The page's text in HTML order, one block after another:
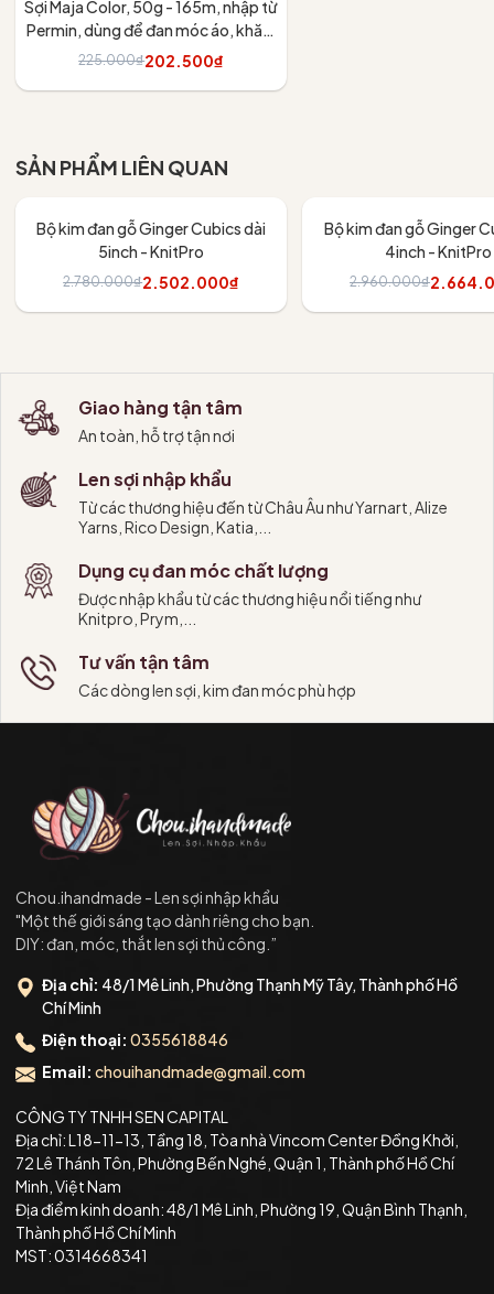
Sợi Maja Color, 50g - 165m, nhập từ
Permin, dùng để đan móc áo, khăn,
váy
225.000₫202.500₫
SẢN PHẨM LIÊN QUAN
Bộ kim đan gỗ Ginger Cubics dài
5inch - KnitPro
2.780.000₫2.502.000₫
Bộ kim đan gỗ Ginger
4inch - KnitPro
2.960.000₫
Giao hàng tận tâm
An toàn, hỗ trợ tận nơi
Len sợi nhập khẩu
Từ các thương hiệu đến từ Châu Âu như Yarnart, Alize
Yarns, Rico Design, Katia,...
Dụng cụ đan móc chất lượng
Được nhập khẩu từ các thương hiệu nổi tiếng như
Knitpro, Prym,...
Tư vấn tận tâm
Các dòng len sợi, kim đan móc phù hợp
Chou.ihandmade - Len sợi nhập khẩu
"Một thế giới sáng tạo dành riêng cho bạn.
DIY: đan, móc, thắt len sợi thủ công.”
Địa chỉ: 48/1 Mê Linh, Phường Thạnh Mỹ Tây, Thành phố Hồ
Chí Minh
Điện thoại: 0355618846
Email: chouihandmade@gmail.com
CÔNG TY TNHH SEN CAPITAL
Địa chỉ: L18-11-13, Tầng 18, Tòa nhà Vincom Center Đồng Khởi,
72 Lê Thánh Tôn, Phường Bến Nghé, Quận 1, Thành phố Hồ Chí
Minh, Việt Nam
Địa điểm kinh doanh: 48/1 Mê Linh, Phường 19, Quận Bình Thạnh,
Thành phố Hồ Chí Minh
MST: 0314668341